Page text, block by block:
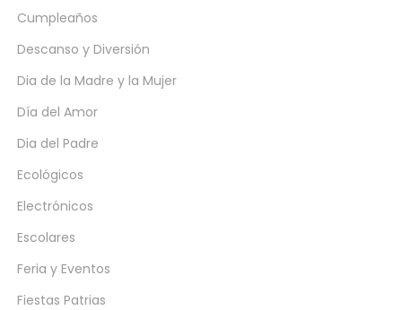
Cumpleaños
Descanso y Diversión
Dia de la Madre y la Mujer
Día del Amor
Dia del Padre
Ecológicos
Electrónicos
Escolares
Feria y Eventos
Fiestas Patrias